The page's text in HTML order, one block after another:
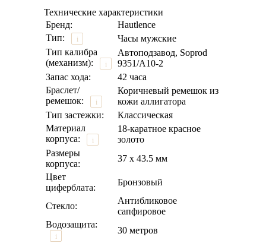
Технические характеристики
Бренд:
Hautlence
Тип:
i
Часы мужские
Тип калибра
(механизм):
i
Автоподзавод, Soprod
9351/A10-2
Запас хода:
42 часа
Браслет/
ремешок:
i
Коричневый ремешок из
кожи аллигатора
Тип застежки:
Классическая
Материал
корпуса:
i
18-каратное красное
золото
Размеры
корпуса:
37 х 43.5 мм
Цвет
циферблата:
Бронзовый
Стекло:
Антибликовое
сапфировое
Водозащита:
i
30 метров